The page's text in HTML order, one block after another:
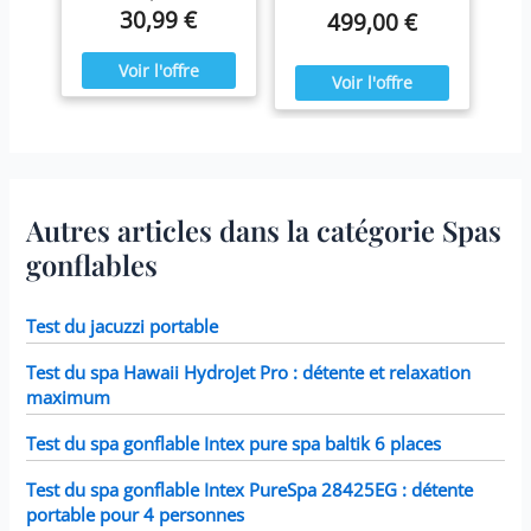
protection contribuent à
préserver la chaleur de
l'eau afin que vous
puissiez profiter de votre
spa en toute saison.
nettoyez les cartouches
chaque semaine et
remplacez-les une fois
par mois ou plus tôt Il est
fabriqué avec du papier
28443E, 28453E, 28421E,
28423E, 28413E, et 28453E.
Chaque filtre mesure 7,6 x
10,2 cm.
30,99 €
l'année. Ressourcez-vous
en hiver,
confortablement installé
dans votre spa Blue Navy.
499,00 €
Autres articles dans la catégorie Spas
gonflables
Test du jacuzzi portable
Test du spa Hawaii HydroJet Pro : détente et relaxation
maximum
Test du spa gonflable Intex pure spa baltik 6 places
Test du spa gonflable Intex PureSpa 28425EG : détente
portable pour 4 personnes